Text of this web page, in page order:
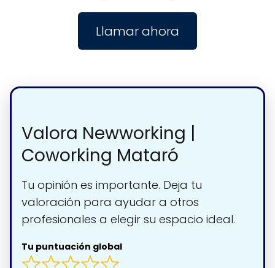
Llamar ahora
Valora Newworking |
Coworking Mataró
Tu opinión es importante. Deja tu
valoración para ayudar a otros
profesionales a elegir su espacio ideal.
Tu puntuación global